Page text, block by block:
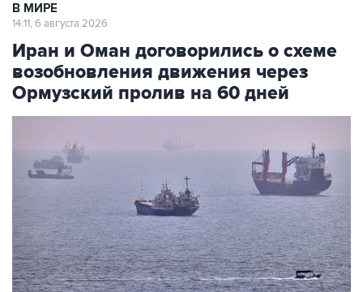
В МИРЕ
14:11, 6 августа 2026
Иран и Оман договорились о схеме
возобновления движения через
Ормузский пролив на 60 дней